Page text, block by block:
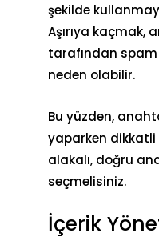
şekilde
Aşırıya kaçmak,
tarafından
neden olabilir.
Bu yüzden,
yaparken dikkatli
alakalı, doğru
seçmelisiniz.
İçerik